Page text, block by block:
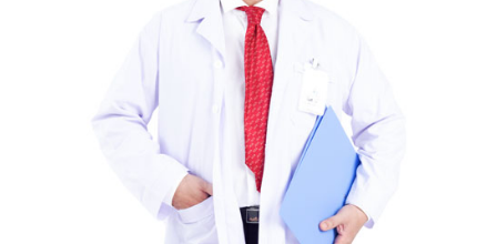
vực chuyên môn như chăm sóc da chuyên sâu, phẫu
thuật và tạo hình thẩm mỹ. Bác sĩ còn là giảng viên
chuyên ngành thẩm mỹ, thường xuyên chia sẻ kiến
thức và kinh nghiệm của mình với cộng đồng y khoa.
Bằng chính cái tâm yêu nghề, Bác sĩ không ngừng
trau dồi, cập nhật kiến thức chuyên môn thông qua
các hội thảo khoa học Thẩm mỹ, tập huấn và đào tạo
cả trong và ngoài nước. Kết hợp với kinh nghiệm thực
tế đã giúp Bác sĩ Nguyễn Kim Khoa thực hiện thành